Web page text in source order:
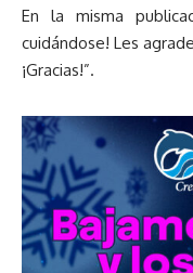
En la misma
cuidándose! Les
¡Gracias!”.